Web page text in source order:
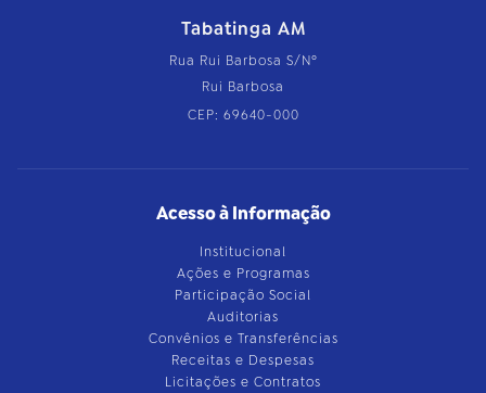
Tabatinga AM
Rua Rui Barbosa S/Nº
Rui Barbosa
CEP: 69640-000
Acesso à Informação
Institucional
Ações e Programas
Participação Social
Auditorias
Convênios e Transferências
Receitas e Despesas
Licitações e Contratos